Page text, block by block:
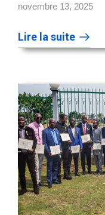
novembre 13, 2025
Lire la suite